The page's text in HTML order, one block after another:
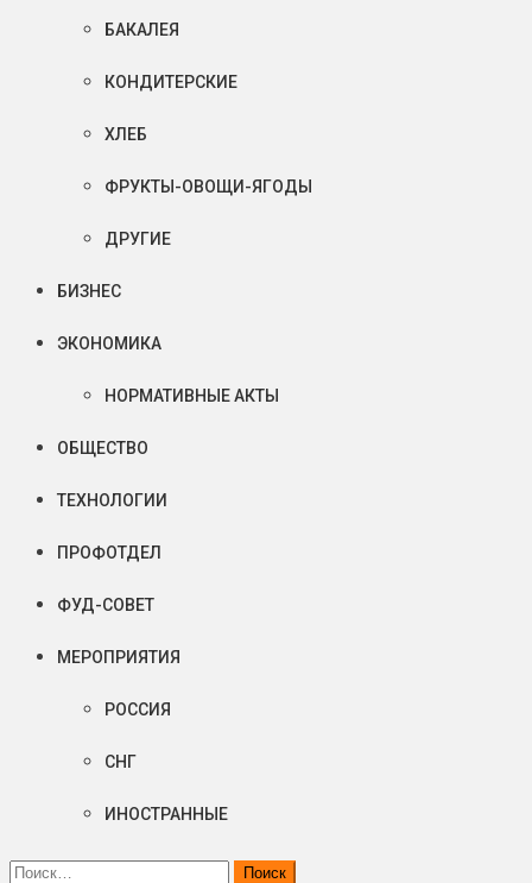
БАКАЛЕЯ
КОНДИТЕРСКИЕ
ХЛЕБ
ФРУКТЫ-ОВОЩИ-ЯГОДЫ
ДРУГИЕ
БИЗНЕС
ЭКОНОМИКА
НОРМАТИВНЫЕ АКТЫ
ОБЩЕСТВО
ТЕХНОЛОГИИ
ПРОФОТДЕЛ
ФУД-СОВЕТ
МЕРОПРИЯТИЯ
РОССИЯ
СНГ
ИНОСТРАННЫЕ
Найти: